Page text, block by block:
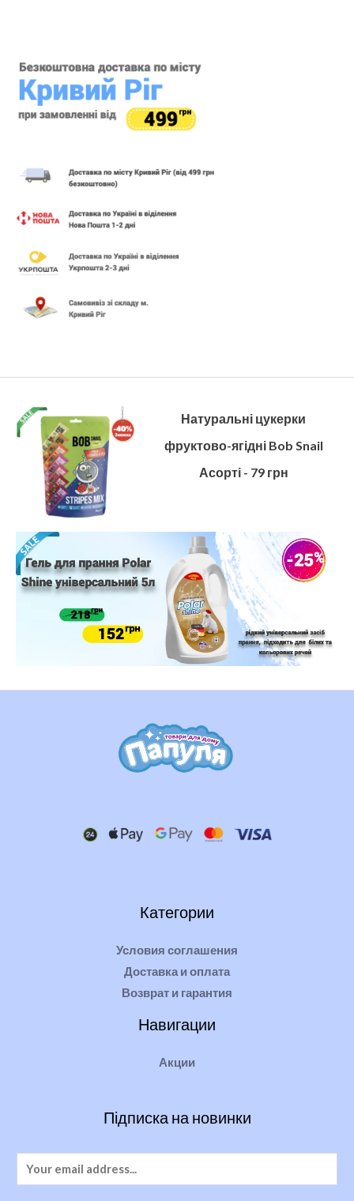
Натуральні цукерки
фруктово-ягідні Bob Snail
Асорті - 79 грн
Категории
Условия соглашения
Доставка и оплата
Возврат и гарантия
Навигации
Акции
Підписка на новинки